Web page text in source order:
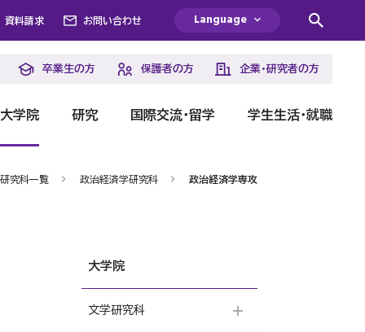
資料請求 お問い合わせ Language
卒業生の方 保護者の方 企業・研究者の方
大学院 研究 国際交流・留学 学生生活・就職
究科一覧 政治経済学研究科 政治経済学専攻
大学院
文学研究科